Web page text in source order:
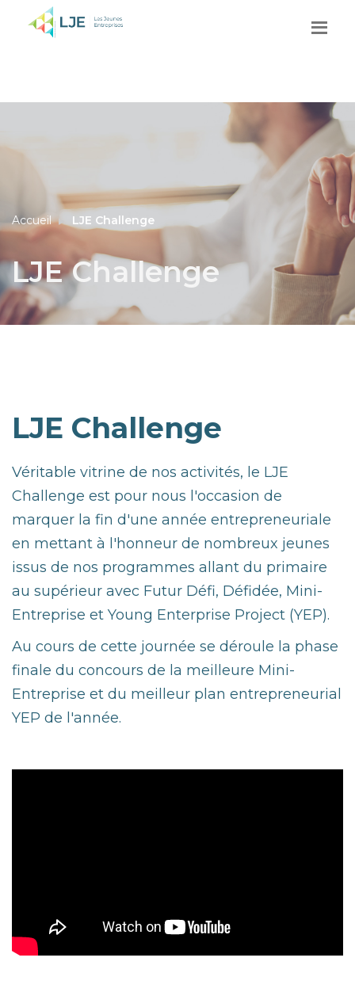
Accueil LJE Challenge
LJE Challenge
LJE Challenge
Véritable vitrine de nos activités, le LJE
Challenge est pour nous l'occasion de
marquer la fin d'une année entrepreneuriale
en mettant à l'honneur de nombreux jeunes
issus de nos programmes allant du primaire
au supérieur avec Futur Défi, Défidée, Mini-
Entreprise et Young Enterprise Project (YEP).
Au cours de cette journée se déroule la phase
finale du concours de la meilleure Mini-
Entreprise et du meilleur plan entrepreneurial
YEP de l'année.